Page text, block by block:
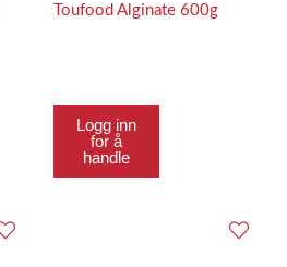
Toufood Alginate 600g
Logg inn
for å
handle